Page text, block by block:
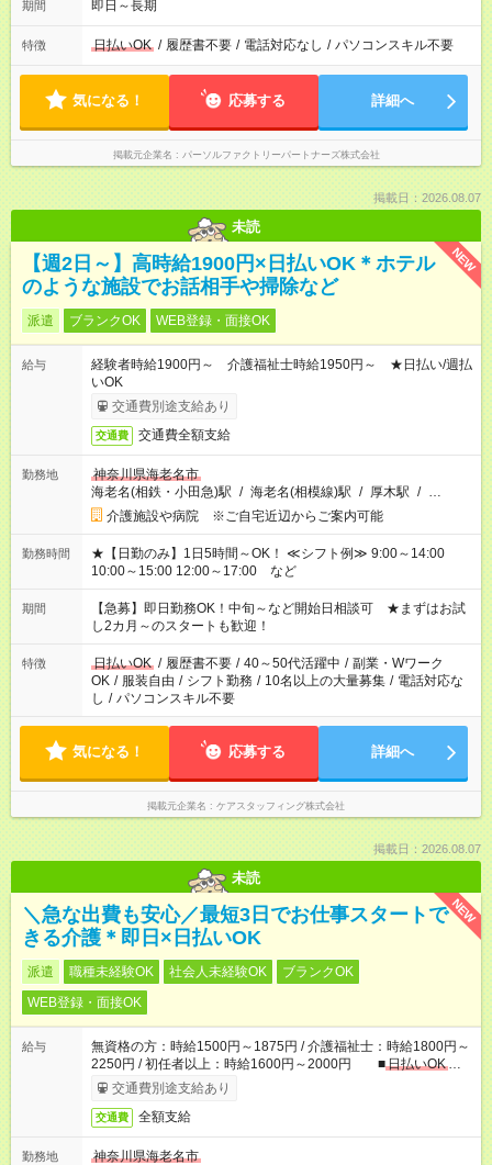
期間 即日～長期
特徴 日払いOK / 履歴書不要 / 電話対応なし / パソコンスキル不要
気になる！ 応募する 詳細へ
掲載元企業名 パーソルファクトリーパートナーズ株式会社
掲載日：2026.08.07
未読
NEW
【週2日～】高時給1900円×日払いOK＊ホテル
のような施設でお話相手や掃除など
派遣 ブランクOK WEB登録・面接OK
給与
経験者時給1900円～ 介護福祉士時給1950円～ ★日払い/週払
いOK
交通費別途支給あり
交通費 交通費全額支給
勤務地
神奈川県海老名市
海老名(相鉄・小田急)駅 / 海老名(相模線)駅 / 厚木駅 / …
介護施設や病院 ※ご自宅近辺からご案内可能
勤務時間
★【日勤のみ】1日5時間～OK！ ≪シフト例≫ 9:00～14:00
10:00～15:00 12:00～17:00 など
期間
【急募】即日勤務OK！中旬～など開始日相談可 ★まずはお試
し2カ月～のスタートも歓迎！
特徴 日払いOK / 履歴書不要 / 40～50代活躍中 / 副業・Wワーク
OK / 服装自由 / シフト勤務 / 10名以上の大量募集 / 電話対応な
し / パソコンスキル不要
気になる！ 応募する 詳細へ
掲載元企業名 ケアスタッフィング株式会社
掲載日：2026.08.07
未読
NEW
＼急な出費も安心／最短3日でお仕事スタートで
きる介護＊即日×日払いOK
派遣 職種未経験OK 社会人未経験OK
ブランクOK
WEB登録・面接OK
給与
無資格の方：時給1500円～1875円 / 介護福祉士：時給1800円～
2250円 / 初任者以上：時給1600円～2000円 ■日払いOK ■
日収例：1万2000円（時給1500円×8h）
交通費別途支給あり
交通費 全額支給
勤務地
神奈川県海老名市